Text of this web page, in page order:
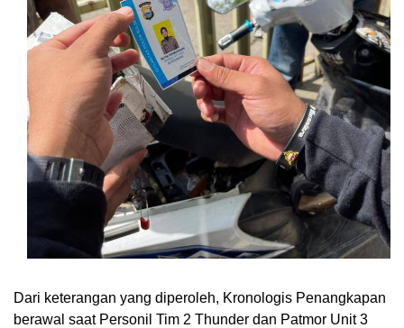
Dari keterangan yang diperoleh, Kronologis Penangkapan
berawal saat Personil Tim 2 Thunder dan Patmor Unit 3